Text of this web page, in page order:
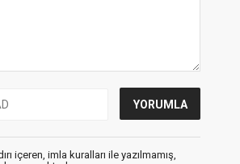
içeren, imla kuralları ile yazılmamış,